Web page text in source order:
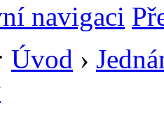
navigaci
Úvod ›